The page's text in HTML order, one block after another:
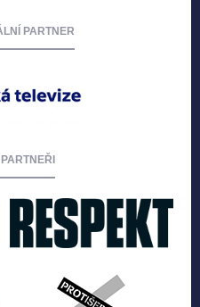
PARTNER